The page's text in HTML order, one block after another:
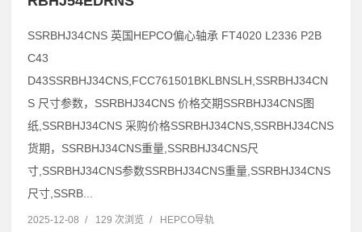
SSRBHJ34CNS 英国HEPCO偏心轴承 FT4020 L2336 P2B
C43
D43SSRBHJ34CNS,FCC761501BKLBNSLH,SSRBHJ34CN
S 尺寸参数，SSRBHJ34CNS 价格交期SSRBHJ34CNS图
纸,SSRBHJ34CNS 采购价格SSRBHJ34CNS,SSRBHJ34CNS
货期，SSRBHJ34CNS重量,SSRBHJ34CNS尺
寸,SSRBHJ34CNS参数SSRBHJ34CNS重量,SSRBHJ34CNS
尺寸,SSRB...
2025-12-08 / 129 次浏览 / HEPCO导轨